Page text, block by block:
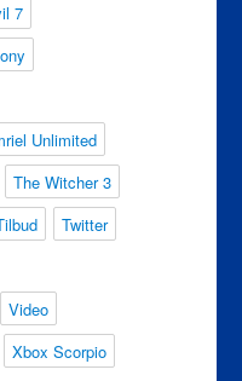
7
Unlimited
The Witcher 3
Twitter
Video
Xbox Scorpio